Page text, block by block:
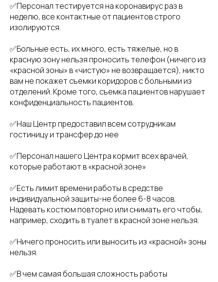
✅Персонал тестируется на коронавирус раз в
неделю, все контактные от пациентов строго
изолируются.
✅Больные есть, их много, есть тяжелые, но в
красную зону нельзя проносить телефон (ничего из
«красной зоны» в «чистую» не возвращается), никто
вам не покажет съемки коридоров с больными из
отделений. Кроме того, съемка пациентов нарушает
конфиденциальность пациентов.
✅Наш Центр предоставил всем сотрудникам
гостиницу и трансфер до нее
✅Персонал нашего Центра кормит всех врачей,
которые работают в «красной зоне»
✅Есть лимит времени работы в средстве
индивидуальной защиты-не более 6-8 часов.
Надевать костюм повторно или снимать его чтобы,
например, сходить в туалет в красной зоне нельзя.
✅Ничего проносить или выносить из «красной» зоны
нельзя.
✅В чем самая большая сложность работы